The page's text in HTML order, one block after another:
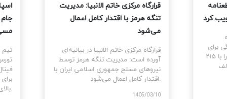
آمریکا قطعنامه
جنگ علیه ایران را تصویب کرد
ایالات متحده
قطعنامه اختیارات جنگی برای
توقف و پایان جنگ علیه ایران را با ۲۱۵
رای موافق در برابر ۲۰۸ رای مخالف
قرارگاه مرکزی خاتم الانبیا:
تنگه هرمز با اقتدار کامل اعمال
قرارگاه مرکزی خاتم الانبیا در
آورده است: مدیریت تنگه هرمز
نیروهای مسلح جمهوری اسلامی
اقتدار کامل اعمال می‌شود.